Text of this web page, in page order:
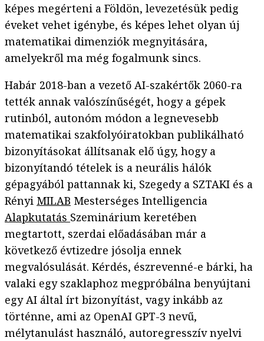
képes megérteni a Földön, levezetésük pedig
éveket vehet igénybe, és képes lehet olyan új
matematikai dimenziók megnyitására,
amelyekről ma még fogalmunk sincs.
Habár 2018-ban a vezető AI-szakértők 2060-ra
tették annak valószínűségét, hogy a gépek
rutinból, autonóm módon a legnevesebb
matematikai szakfolyóiratokban publikálható
bizonyításokat állítsanak elő úgy, hogy a
bizonyítandó tételek is a neurális hálók
gépagyából pattannak ki, Szegedy a SZTAKI és a
Rényi MILAB Mesterséges Intelligencia
Alapkutatás Szeminárium keretében
megtartott, szerdai előadásában már a
következő évtizedre jósolja ennek
megvalósulását. Kérdés, észrevenné-e bárki, ha
valaki egy szaklaphoz megpróbálna benyújtani
egy AI által írt bizonyítást, vagy inkább az
történne, ami az OpenAI GPT-3 nevű,
mélytanulást használó, autoregresszív nyelvi